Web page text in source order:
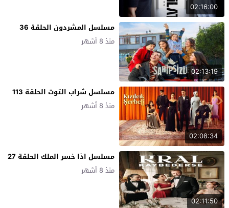
02:16:00
02:13:19
مسلسل المشردون الحلقة 36
منذ 8 أشهر
02:08:34
مسلسل شراب التوت الحلقة 113
منذ 8 أشهر
02:11:50
مسلسل اذا خسر الملك الحلقة 27
منذ 8 أشهر